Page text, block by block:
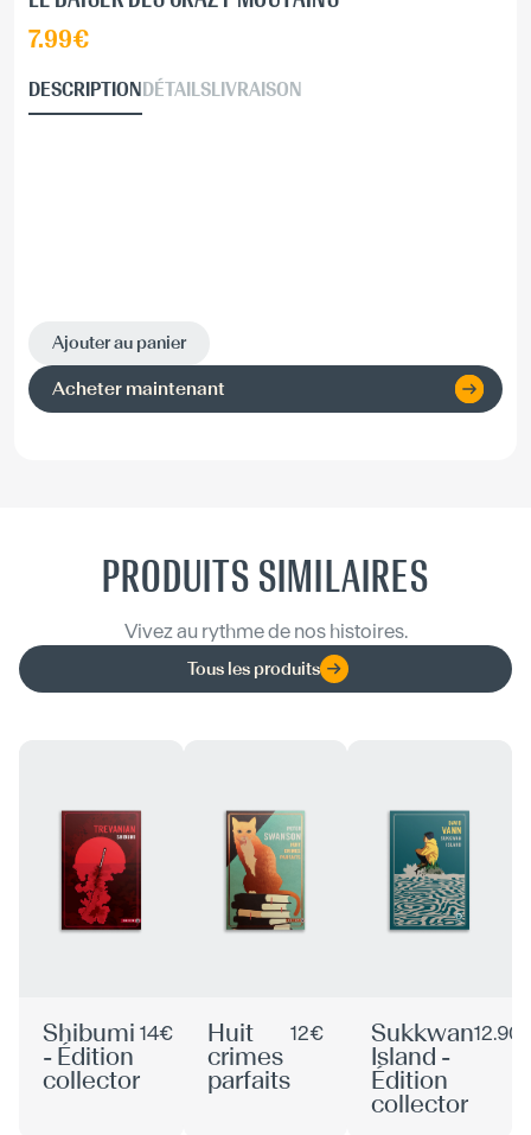
7.99€
DESCRIPTIONDÉTAILSLIVRAISON
Ajouter au panier
Acheter maintenant
PRODUITS SIMILAIRES
Vivez au rythme de nos histoires.
Tous les produits
Shibumi
- Édition
collector
14€
Huit
crimes
parfaits
12€
Sukkwan
Island -
Édition
collector